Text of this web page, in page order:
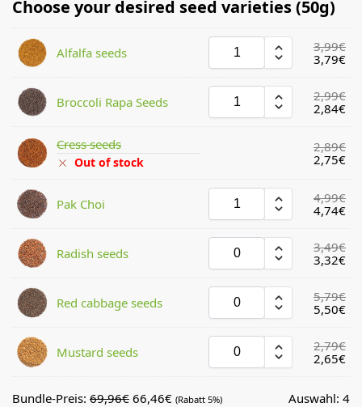
Choose your desired seed varieties (50g)
Alfalfa seeds 3,99€
3,79€
Broccoli Rapa Seeds 2,99€
2,84€
Cress seeds
Out of stock
2,89€
2,75€
Pak Choi 4,99€
4,74€
Radish seeds 3,49€
3,32€
Red cabbage seeds 5,79€
5,50€
Mustard seeds 2,79€
2,65€
Bundle-Preis: 69,96€ 66,46€ (Rabatt 5%) Auswahl: 4